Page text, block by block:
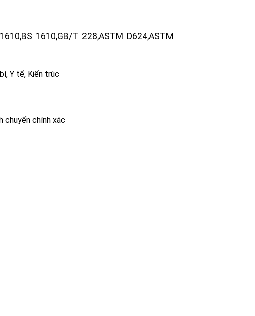
1610,GB/T 228,ASTM D624,ASTM
Y tế, Kiến trúc
chuyển chính xác